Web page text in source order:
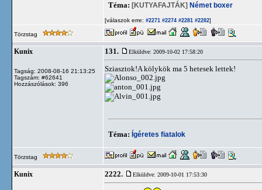
Téma: [KUTYAFAJTÁK] Német boxer
[válaszok erre: #2271 #2274 #2281 #2282]
Törzstag
Kunix
Tagság: 2008-08-16 21:13:25
Tagszám: #62641
Hozzászólások: 396
131. Elküldve: 2009-10-02 17:58:20
Sziasztok!A kölykök ma 5 hetesek lettek!
Téma: Ígéretes fiatalok
Törzstag
Kunix 2222. Elküldve: 2009-10-01 17:53:30